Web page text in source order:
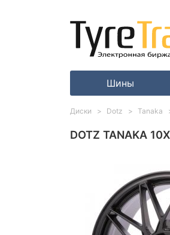
Шины
DOTZ TANAKA
Диски Dotz Tanaka